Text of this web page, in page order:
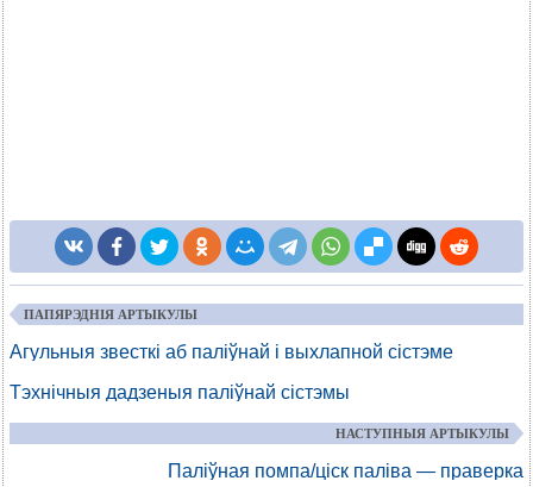
ПАПЯРЭДНІЯ АРТЫКУЛЫ
Агульныя звесткі аб паліўнай і выхлапной сістэме
Тэхнічныя дадзеныя паліўнай сістэмы
НАСТУПНЫЯ АРТЫКУЛЫ
Паліўная помпа/ціск паліва — праверка